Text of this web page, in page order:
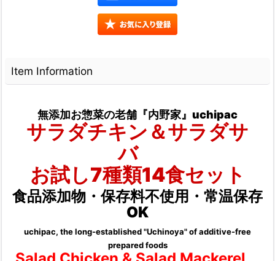
Item Information
無添加お惣菜の老舗『内野家』uchipac
サラダチキン＆サラダサ
バ
お試し7種類14食セット
食品添加物・保存料不使用・常温保存
OK
uchipac, the long-established "Uchinoya" of additive-free
prepared foods